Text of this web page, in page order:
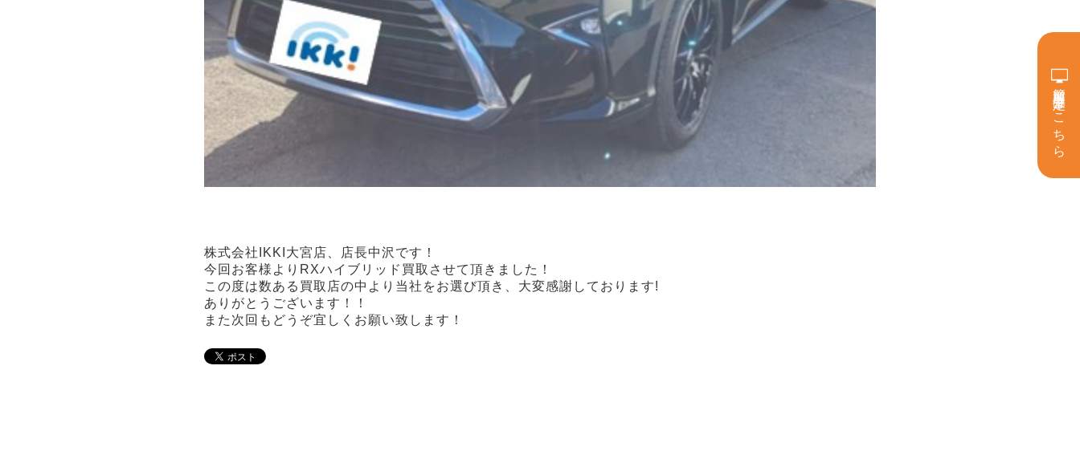
簡単買取査定はこちら
株式会社IKKI大宮店、店長中沢です！
今回お客様よりRXハイブリッド買取させて頂きました！
この度は数ある買取店の中より当社をお選び頂き、大変感謝しております!
ありがとうございます！！
また次回もどうぞ宜しくお願い致します！